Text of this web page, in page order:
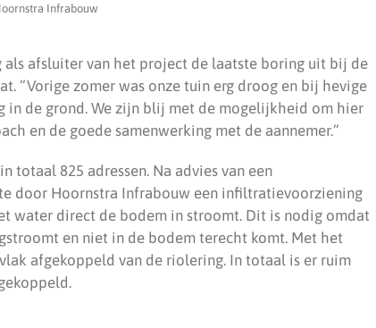
Infrabouw
als afsluiter van het project de laatste boring uit bij de
“Vorige zomer was onze tuin erg droog en bij hevige
in de grond. We zijn blij met de mogelijkheid om hier
en de goede samenwerking met de aannemer.”
totaal 825 adressen. Na advies van een
door Hoornstra Infrabouw een infiltratievoorziening
water direct de bodem in stroomt. Dit is nodig omdat
en niet in de bodem terecht komt. Met het
afgekoppeld van de riolering. In totaal is er ruim